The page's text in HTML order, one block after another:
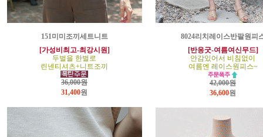
151미미조끼세트니트
[가성비최고-최강시원]
두벌을 한벌로
린넨티셔츠+니트조끼
36,000원
31,400원
8024리치레이스반팔원피
[반응굿-여름여신무드]
안감있어서 비침없이
여름엔 레이스원피스~
42,000원
36,600원